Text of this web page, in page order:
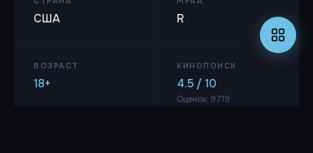
США R
ВОЗРАСТ
18+
КИНОПОИСК
4.5 / 10
Оценок: 9719